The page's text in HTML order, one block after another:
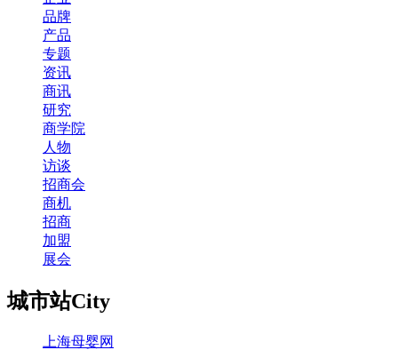
品牌
产品
专题
资讯
商讯
研究
商学院
人物
访谈
招商会
商机
招商
加盟
展会
城市站City
上海母婴网